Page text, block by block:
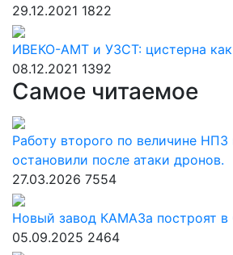
29.12.2021 1822
ИВЕКО-АМТ и УЗСТ: цистерна как
08.12.2021 1392
Самое читаемое
Работу второго по величине НПЗ
остановили после атаки дронов.
27.03.2026 7554
Новый завод КАМАЗа построят в
05.09.2025 2464